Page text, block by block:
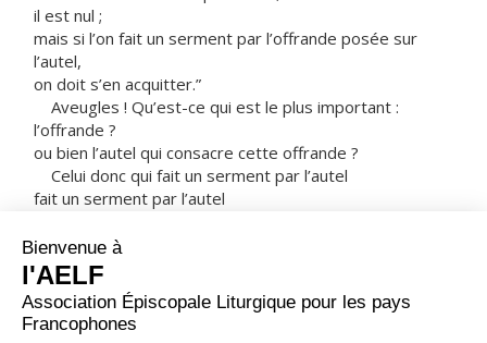
il est nul ;
mais si l’on fait un serment par l’offrande posée sur
l’autel,
on doit s’en acquitter.”
Aveugles ! Qu’est-ce qui est le plus important :
l’offrande ?
ou bien l’autel qui consacre cette offrande ?
Celui donc qui fait un serment par l’autel
fait un serment par l’autel
celui qui fait un serment par le Sanctuaire
fait un serment par le Sanctuaire
et par Celui qui l’habite ;
et celui qui fait un serment par le ciel
fait un serment par le trône de Dieu